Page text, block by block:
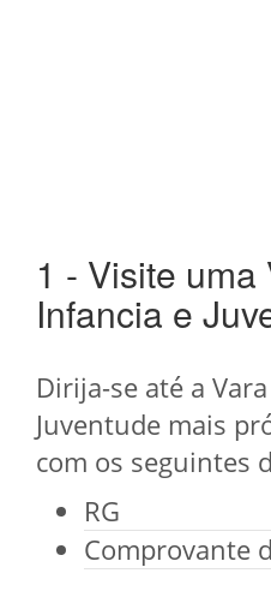
1 - Visite uma
Infancia e
Dirija-se até a
Juventude mais
com os seguintes
RG
Comprovante